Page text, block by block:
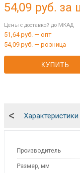
54,09 руб. за
Цены с доставкой до МКАД
51,64 руб. — опт
54,09 руб. — розница
КУПИТЬ
Характеристики
<
Производитель
Размер, мм